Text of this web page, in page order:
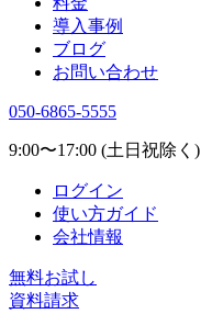
導入事例
ブログ
お問い合わせ
050-6865-5555
9:00〜17:00 (土日祝除く)
ログイン
使い方ガイド
会社情報
無料お試し
資料請求